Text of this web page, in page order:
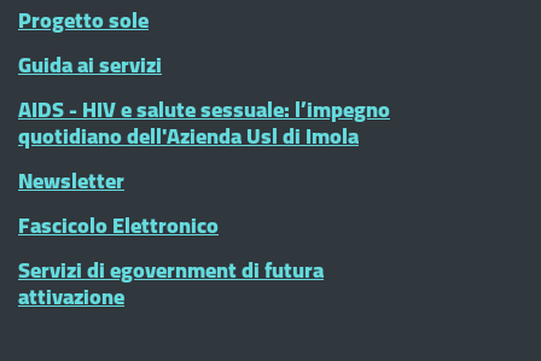
Progetto sole
Guida ai servizi
AIDS - HIV e salute sessuale: l’impegno
quotidiano dell'Azienda Usl di Imola
Newsletter
Fascicolo Elettronico
Servizi di egovernment di futura
attivazione